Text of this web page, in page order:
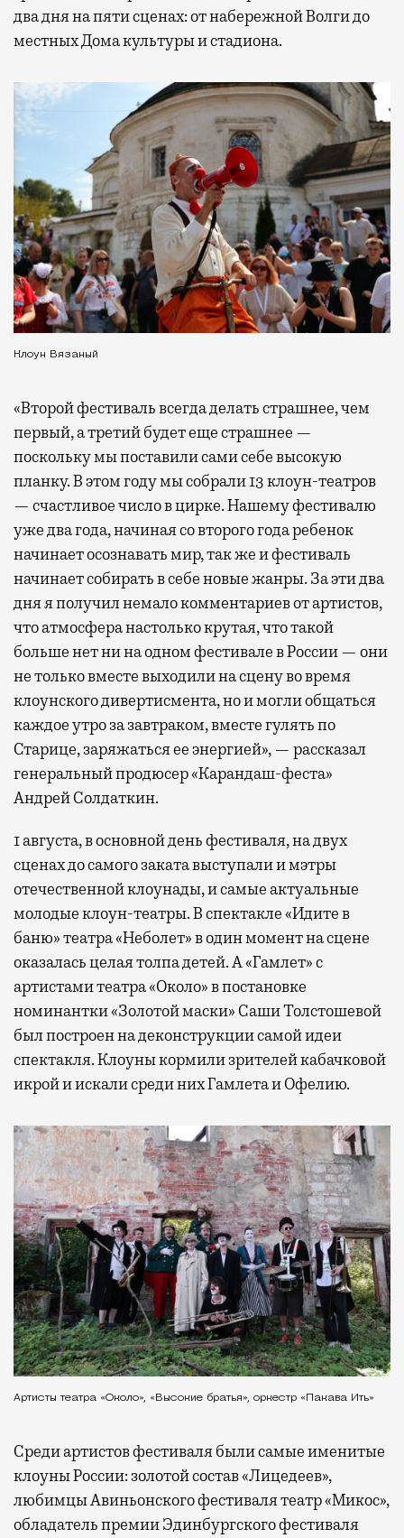
два дня на пяти сценах: от набережной Волги до
местных Дома культуры и стадиона.
Клоун Вязаный
«Второй фестиваль всегда делать страшнее, чем
первый, а третий будет еще страшнее —
поскольку мы поставили сами себе высокую
планку. В этом году мы собрали 13 клоун-театров
— счастливое число в цирке. Нашему фестивалю
уже два года, начиная со второго года ребенок
начинает осознавать мир, так же и фестиваль
начинает собирать в себе новые жанры. За эти два
дня я получил немало комментариев от артистов,
что атмосфера настолько крутая, что такой
больше нет ни на одном фестивале в России — они
не только вместе выходили на сцену во время
клоунского дивертисмента, но и могли общаться
каждое утро за завтраком, вместе гулять по
Старице, заряжаться ее энергией», — рассказал
генеральный продюсер «Карандаш-феста»
Андрей Солдаткин.
1 августа, в основной день фестиваля, на двух
сценах до самого заката выступали и мэтры
отечественной клоунады, и самые актуальные
молодые клоун-театры. В спектакле «Идите в
баню» театра «Неболет» в один момент на сцене
оказалась целая толпа детей. А «Гамлет» с
артистами театра «Около» в постановке
номинантки «Золотой маски» Саши Толстошевой
был построен на деконструкции самой идеи
спектакля. Клоуны кормили зрителей кабачковой
икрой и искали среди них Гамлета и Офелию.
Артисты театра «Около», «Высокие братья», оркестр «Пакава Ить»
Среди артистов фестиваля были самые именитые
клоуны России: золотой состав «Лицедеев»,
любимцы Авиньонского фестиваля театр «Микос»,
обладатель премии Эдинбургского фестиваля